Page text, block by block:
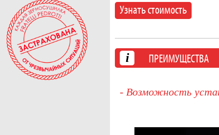
Узнать стоимость
i ПРЕИМУЩЕСТВА
- Возможность